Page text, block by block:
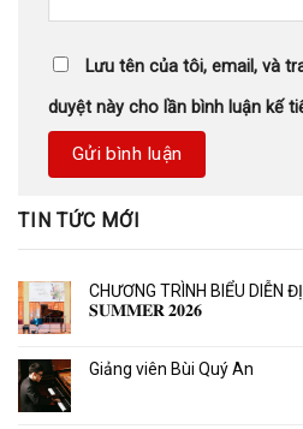
Lưu tên của tôi, email, và
duyệt này cho lần bình luận kế
TIN TỨC MỚI
CHƯƠNG TRÌNH BIỂU
𝐒𝐔𝐌𝐌𝐄𝐑 𝟐𝟎𝟐𝟔
Giảng viên Bùi Quý An